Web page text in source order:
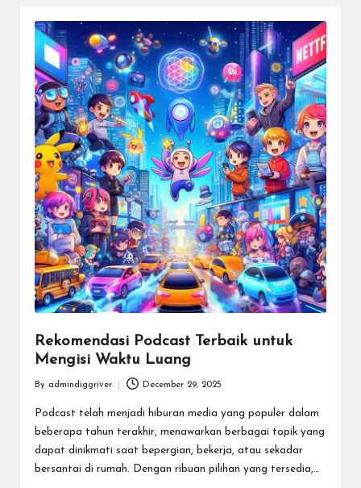
Rekomendasi Podcast Terbaik untuk
Mengisi Waktu Luang
by
By admindiggriver December 29, 2025
Podcast telah menjadi hiburan media yang populer dalam
beberapa tahun terakhir, menawarkan berbagai topik yang
dapat dinikmati saat bepergian, bekerja, atau sekadar
bersantai di rumah. Dengan ribuan pilihan yang tersedia,…